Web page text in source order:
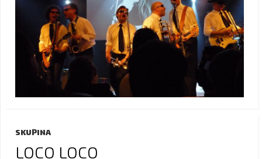
SKUPINA
LOCO LOCO